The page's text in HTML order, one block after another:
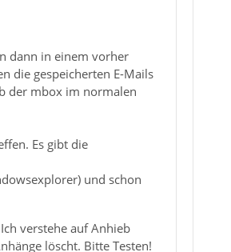
dann in einem vorher
die gespeicherten E-Mails
der mbox im normalen
Es gibt die
und schon
verstehe auf Anhieb
löscht. Bitte Testen!